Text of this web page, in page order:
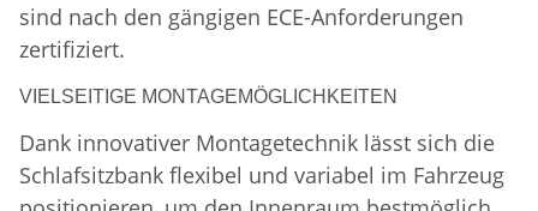
sind nach den gängigen ECE-Anforderungen
zertifiziert.
VIELSEITIGE MONTAGEMÖGLICHKEITEN
Dank innovativer Montagetechnik lässt sich die
Schlafsitzbank flexibel und variabel im Fahrzeug